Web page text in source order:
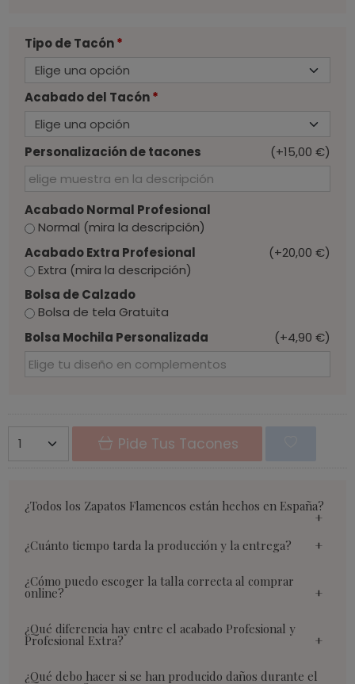
Tipo de Tacón*
Acabado del Tacón*
Personalización de tacones (+15,00 €)
Acabado Normal Profesional
Normal (mira la descripción)
Acabado Extra Profesional
(+20,00 €)
Extra (mira la descripción)
Bolsa de Calzado
Bolsa de tela Gratuita
Bolsa Mochila Personalizada
(+4,90 €)
Pide Tus Tacones
¿Todos los Zapatos Flamencos están hechos en España?
¿Cuánto tiempo tarda la producción y la entrega?
¿Cómo puedo escoger la talla correcta al comprar
online?
¿Qué diferencia hay entre el acabado Profesional y
Profesional Extra?
¿Qué debo hacer si se han producido daños durante el